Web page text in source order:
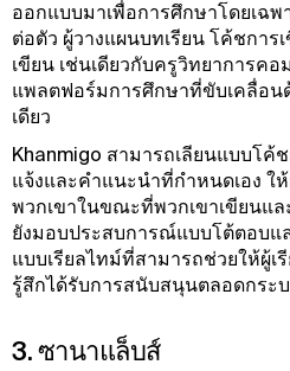
ออกแบบมาเพื่อการศึกษาโดยเฉพ
ต่อตัว ผู้วางแผนบทเรียน โค้ชกา
เขียน เช่นเดียวกับครูวิทยาการค
แพลตฟอร์มการศึกษาที่ขับเคลื่อน
เดียว
Khanmigo สามารถเลียนแบบโค้
แจ้งและคําแนะนําที่กําหนดเอง ใ
พวกเขาในขณะที่พวกเขาเขียนแ
ยังมอบประสบการณ์แบบโต้ตอบแ
แบบเรียลไทม์ที่สามารถช่วยให้ผู้
รู้สึกได้รับการสนับสนุนตลอดกระ
3. ซานาแล็บส์